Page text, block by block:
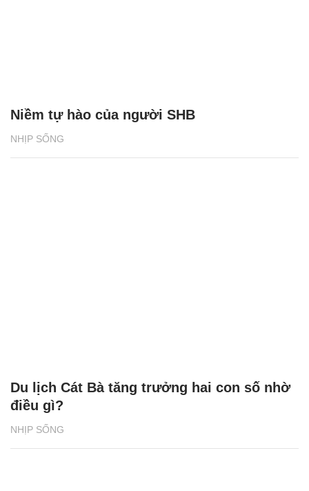
NHỊP SỐNG
Niềm tự hào của người SHB
NHỊP SỐNG
Du lịch Cát Bà tăng trưởng hai con số nhờ
điều gì?